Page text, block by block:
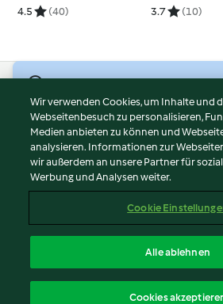
4.5 (40) 3.7 (10)
Nutzungsbedingungen
Datenschutzrichtlinien
Disclaimer
Impressum
Inhalt melden
Erklärung zur Barrierefreiheit
Wir verwenden Cookies, um Inhalte und
Webseitenbesuch zu personalisieren,
Medien anbieten zu können und
analysieren. Informationen zur
wir außerdem an unsere Partner für
Werbung und Analysen weiter.
Cookie
Alle ablehnen
Cookies